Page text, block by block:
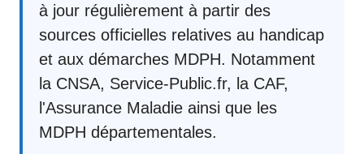
à jour régulièrement à partir des
sources officielles relatives au handicap
et aux démarches MDPH. Notamment
la CNSA, Service-Public.fr, la CAF,
l'Assurance Maladie ainsi que les
MDPH départementales.